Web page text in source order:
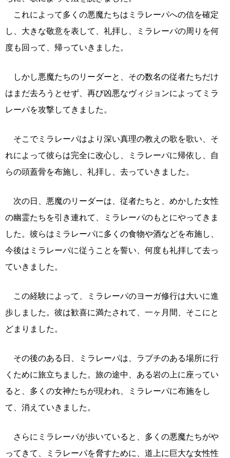
これによって多くの悪魔たちはミラレーパへの信を確定
し、大きな敬意を表して、礼拝し、ミラレーパの周りを何
度も回って、帰っていきました。
しかし悪魔たちのリーダーと、その数名の従者たちだけ
はまだ去ろうとせず、再び凶悪なヴィジョンによってミラ
レーパを攻撃してきました。
そこでミラレーパはより深い真理の教えの歌を歌い、そ
れによって彼らは完全に改心し、ミラレーパに帰依し、自
らの頭蓋骨を布施し、礼拝し、去っていきました。
次の日、悪魔のリーダーは、従者たちと、めかした女性
の幽霊たちを引き連れて、ミラレーパのもとにやってきま
した。彼らはミラレーパに多くの食物や酒などを布施し、
今後はミラレーパに従うことを誓い、何度も礼拝して去っ
ていきました。
この経験によって、ミラレーパのヨーガ修行は大いに進
歩しました。彼は歓喜に満たされて、一ヶ月間、そこにと
どまりました。
その後のある日、ミラレーパは、ラプチのある場所に行
くために旅立ちました。旅の途中、ある岩の上に座ってい
ると、多くの女神たちが現われ、ミラレーパに布施をし
て、消えていきました。
さらにミラレーパが歩いていると、多くの悪魔たちがや
ってきて、ミラレーパを脅すために、道上に巨大な女性性